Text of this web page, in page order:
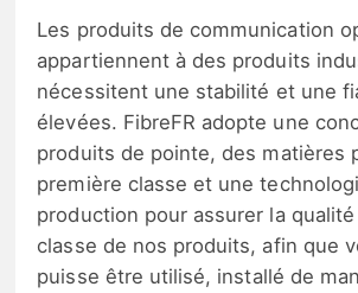
Les produits de communication
appartiennent à des produits
nécessitent une stabilité et une
élevées. FibreFR adopte une
produits de pointe, des matières
première classe et une
production pour assurer la
classe de nos produits, afin que
puisse être utilisé, installé de